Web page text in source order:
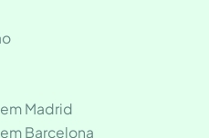
Madrid
Barcelona